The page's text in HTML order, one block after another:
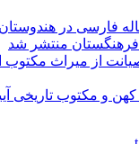
از میراث مکتوب
کهن و مکتوب تاریخی